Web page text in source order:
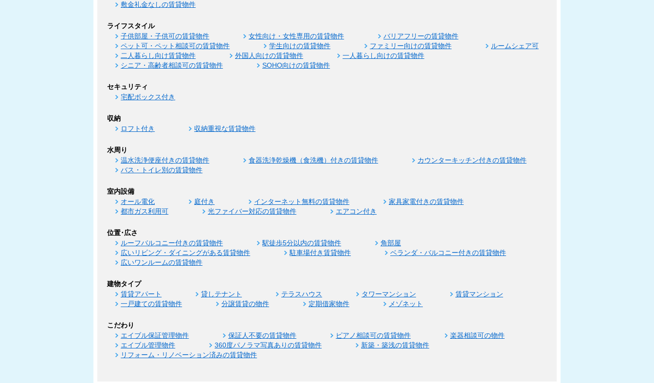
敷金礼金なしの賃貸物件
ライフスタイル
子供部屋・子供可の賃貸物件 女性向け・女性専用の賃貸物件
バリアフリーの賃貸物件
ペット可・ペット相談可の賃貸物件
学生向けの賃貸物件 ファミリー向けの賃貸物件
ルームシェア可
二人暮らし向け賃貸物件
外国人向けの賃貸物件
一人暮らし向けの賃貸物件
シニア・高齢者相談可の賃貸物件
SOHO向けの賃貸物件
セキュリティ
宅配ボックス付き
収納
ロフト付き 収納重視な賃貸物件
水周り
温水洗浄便座付きの賃貸物件 食器洗浄乾燥機（食洗機）付きの賃貸物件
カウンターキッチン付きの賃貸物件
バス・トイレ別の賃貸物件
室内設備
オール電化 庭付き インターネット無料の賃貸物件
家具家電付きの賃貸物件
都市ガス利用可
光ファイバー対応の賃貸物件 エアコン付き
位置･広さ
ルーフバルコニー付きの賃貸物件 駅徒歩5分以内の賃貸物件
角部屋
広いリビング・ダイニングがある賃貸物件
駐車場付き賃貸物件
ベランダ・バルコニー付きの賃貸物件
広いワンルームの賃貸物件
建物タイプ
賃貸アパート 貸しテナント テラスハウス タワーマンション
賃貸マンション
一戸建ての賃貸物件
分譲賃貸の物件 定期借家物件 メゾネット
こだわり
エイブル保証管理物件 保証人不要の賃貸物件 ピアノ相談可の賃貸物件
楽器相談可の物件
エイブル管理物件
360度パノラマ写真ありの賃貸物件
新築・築浅の賃貸物件
リフォーム・リノベーション済みの賃貸物件